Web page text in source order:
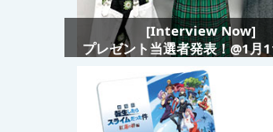
[Interview Now]
プレゼント当選者発表！@1月